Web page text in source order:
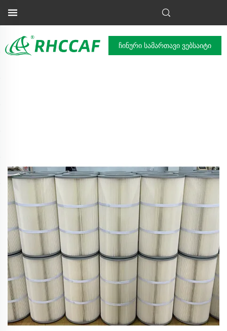
ჩინური სამართავი ვებსაიტი